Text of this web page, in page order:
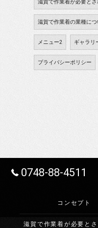
滋賀で作業着が必要とさ
滋賀で作業着の業種につ
メニュー2 ギャラリ
プライバシーポリシー
0748-88-4511
コンセプト
滋賀で作業着が必要と